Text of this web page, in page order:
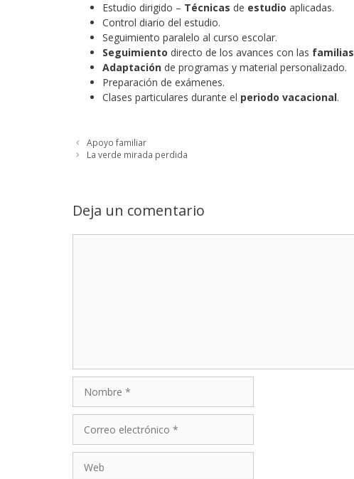
Estudio dirigido – Técnicas de estudio aplicadas.
Control diario del estudio.
Seguimiento paralelo al curso escolar.
Seguimiento directo de los avances con las familias
Adaptación de programas y material personalizado.
Preparación de exámenes.
Clases particulares durante el periodo vacacional.
Apoyo familiar
La verde mirada perdida
Deja un comentario
electrónico